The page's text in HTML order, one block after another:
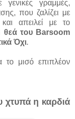
γραμμές,
που ζαλίζει με
απειλεί με το
θεά του Barsoom
Όχι.
το μισό επιπλέον
χτυπά η καρδιά